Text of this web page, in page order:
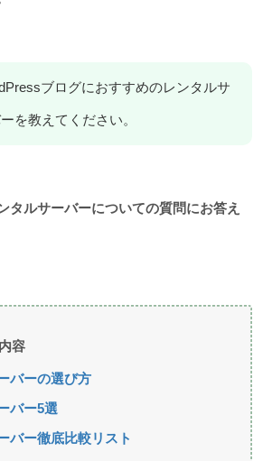
ブログにおすすめのレンタルサ
を教えてください。
タルサーバーについての質問にお答え
容
バーの選び方
バー5選
バー徹底比較リスト